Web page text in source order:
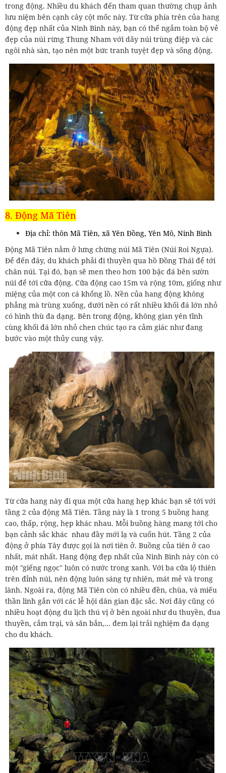
trong động. Nhiều du khách đến tham quan thường chụp ảnh
lưu niệm bên cạnh cây cột mốc này. Từ cửa phía trên của hang
động đẹp nhất của Ninh Bình này, bạn có thể ngắm toàn bộ vẻ
đẹp của núi rừng Thung Nham với dãy núi trùng điệp và các
ngôi nhà sàn, tạo nên một bức tranh tuyệt đẹp và sống động.
8. Động Mã Tiên
Địa chỉ: thôn Mã Tiên, xã Yên Đồng, Yên Mô, Ninh Bình
Động Mã Tiên nằm ở lưng chừng núi Mã Tiên (Núi Roi Ngựa).
Để đến đây, du khách phải đi thuyền qua hồ Đồng Thái để tới
chân núi. Tại đó, bạn sẽ men theo hơn 100 bậc đá bên sườn
núi để tới cửa động. Cửa động cao 15m và rộng 10m, giống như
miệng của một con cá khổng lồ. Nền của hang động không
phẳng mà trùng xuống, dưới nền có rất nhiều khối đá lớn nhỏ
có hình thù đa dạng. Bên trong động, không gian yên tĩnh
cùng khối đá lớn nhỏ chen chúc tạo ra cảm giác như đang
bước vào một thủy cung vậy.
Từ cửa hang này đi qua một cửa hang hẹp khác bạn sẽ tới với
tầng 2 của động Mã Tiên. Tầng này là 1 trong 5 buồng hang
cao, thấp, rộng, hẹp khác nhau. Mỗi buồng hàng mang tới cho
bạn cảnh sắc khác nhau đầy mới lạ và cuốn hút. Tầng 2 của
động ở phía Tây được gọi là nơi tiên ở. Buồng của tiên ở cao
nhất, mát nhất. Hang động đẹp nhất của Ninh Bình này còn có
một "giếng ngọc" luôn có nước trong xanh. Với ba cửa lộ thiên
trên đỉnh núi, nên động luôn sáng tự nhiên, mát mẻ và trong
lành. Ngoài ra, động Mã Tiên còn có nhiều đền, chùa, và miếu
thần linh gắn với các lễ hội dân gian đặc sắc. Nơi đây cũng có
nhiều hoạt động du lịch thú vị ở bên ngoài như du thuyền, đua
thuyền, cắm trại, và săn bắn,... đem lại trải nghiệm đa dạng
cho du khách.